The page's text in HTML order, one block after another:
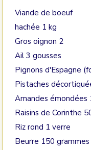
Viande de boeuf
hachée 1 kg
Gros oignon 2
Ail 3 gousses
Pignons d'Espagne
Pistaches
Amandes émondées
Raisins de Corinthe
Riz rond 1 verre
Beurre 150 grammes